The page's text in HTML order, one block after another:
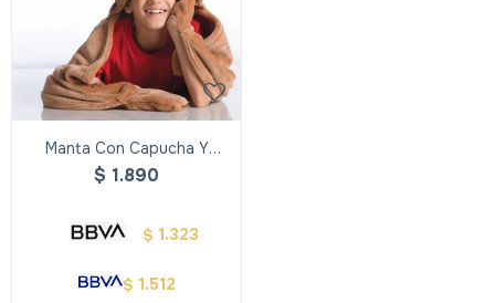
Manta Con Capucha Y
Guantes - Oso
$ 1.890
$ 1.323
$ 1.512